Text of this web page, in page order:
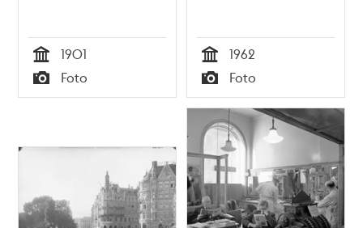
Tid
1901
Typ
Foto Tid
1962
Typ
Foto